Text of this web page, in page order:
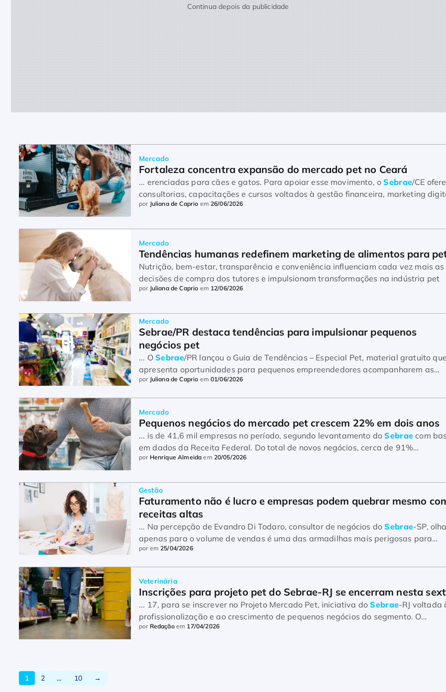
Continua depois da publicidade
Mercado
Fortaleza concentra expansão do mercado pet no Ceará
... erenciadas para cães e gatos. Para apoiar esse movimento, oSebrae/CE
consultorias, capacitações e cursos voltados à gestão financeira, marketing
...
por Juliana de Caprio em26/06/2026
Mercado
Tendências humanas redefinem marketing de alimentos para
Nutrição, bem-estar, transparência e conveniência influenciam cada vez mais as
decisões de compra dos tutores e impulsionam transformações na indústria pet
por Juliana de Caprio em 12/06/2026
Mercado
Sebrae/PR destaca tendências para impulsionar pequenos
negócios pet
... O Sebrae/PR lançou o Guia de Tendências – Especial Pet, material gratuito
apresenta oportunidades para pequenos empreendedores acompanharem as
transformaçõe ...
por Juliana de Caprio em01/06/2026
Mercado
Pequenos negócios do mercado pet crescem 22% em dois anos
... is de 41,6 mil empresas no período, segundo levantamento doSebrae com
em dados da Receita Federal. Do total de novos negócios, cerca de 91%
correspondem a ...
por Henrique Almeida em 20/05/2026
Gestão
Faturamento não é lucro e empresas podem quebrar mesmo
receitas altas
... Na percepção de Evandro Di Todaro, consultor de negócios doSebrae-SP,
apenas para o volume de vendas é uma das armadilhas mais perigosas para
empresários ...
por em25/04/2026
Veterinária
Inscrições para projeto pet do Sebrae-RJ se encerram nesta
... 17, para se inscrever no Projeto Mercado Pet, iniciativa doSebrae-RJ voltada
profissionalização e ao crescimento de pequenos negócios do segmento. O
programa ...
por Redação em 17/04/2026
1 2 … 10 →